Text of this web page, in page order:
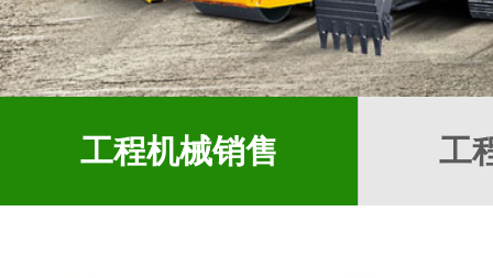
工程机械销售 工